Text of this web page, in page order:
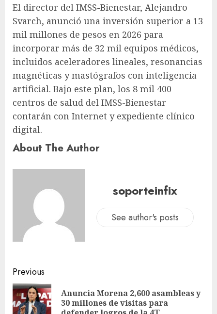
El director del IMSS-Bienestar, Alejandro
Svarch, anunció una inversión superior a 13
mil millones de pesos en 2026 para
incorporar más de 32 mil equipos médicos,
incluidos aceleradores lineales, resonancias
magnéticas y mastógrafos con inteligencia
artificial. Bajo este plan, los 8 mil 400
centros de salud del IMSS-Bienestar
contarán con Internet y expediente clínico
digital.
About The Author
soporteinfix
See author's posts
Previous
Anuncia Morena 2,600 asambleas y
30 millones de visitas para